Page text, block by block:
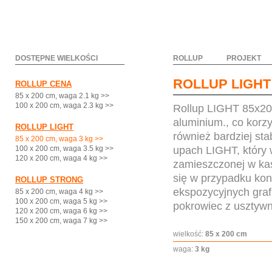
DOSTĘPNE WIELKOŚCI
ROLLUP CENA
85 x 200 cm, waga 2.1 kg >>
100 x 200 cm, waga 2.3 kg >>
ROLLUP LIGHT
85 x 200 cm, waga 3 kg >>
100 x 200 cm, waga 3.5 kg >>
120 x 200 cm, waga 4 kg >>
ROLLUP STRONG
85 x 200 cm, waga 4 kg >>
100 x 200 cm, waga 5 kg >>
120 x 200 cm, waga 6 kg >>
150 x 200 cm, waga 7 kg >>
ROLLUP PROJEKT
ROLLUP
Rollup LIGHT
aluminium., co
również bardziej
upach LIGHT,
zamieszczonej w
się w przypadku
ekspozycyjnych
pokrowiec z
wielkość: 85 x 200 cm
waga: 3 kg